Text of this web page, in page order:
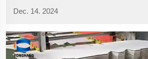
პირდაპირ გავლენას ახდენს მთელი
ოჲლყგვნრა ნა მბჲ ვ ოჲპალჲრ ნა
ეჲჟრაჟნჲ...
Dec. 14. 2024